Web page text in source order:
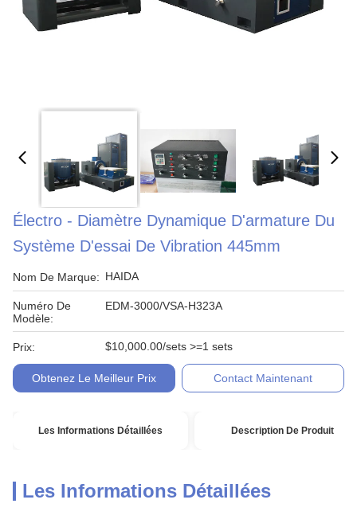
Électro - Diamètre Dynamique D'armature Du
Système D'essai De Vibration 445mm
Nom De Marque: HAIDA
Numéro De
Modèle:
EDM-3000/VSA-H323A
Prix: $10,000.00/sets >=1 sets
Obtenez Le Meilleur Prix Contact Maintenant
Les Informations Détaillées Description De Produit
Les Informations Détaillées